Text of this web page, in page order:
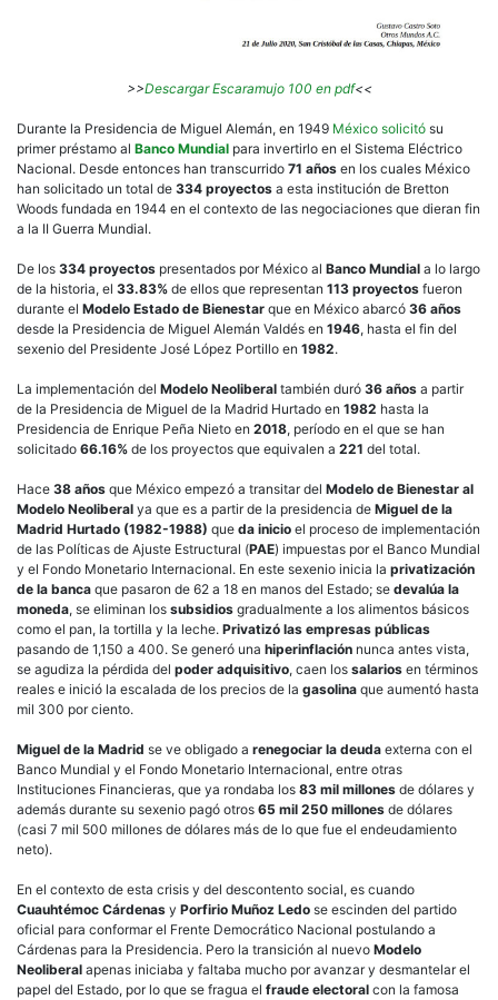
>>Descargar Escaramujo 100 en pdf<<
Durante la Presidencia de Miguel Alemán, en 1949 México solicitó su
primer préstamo al Banco Mundial para invertirlo en el Sistema Eléctrico
Nacional. Desde entonces han transcurrido 71 años en los cuales México
han solicitado un total de 334 proyectos a esta institución de Bretton
Woods fundada en 1944 en el contexto de las negociaciones que dieran fin
a la II Guerra Mundial.
De los 334 proyectos presentados por México al Banco Mundial a lo largo
de la historia, el 33.83% de ellos que representan 113 proyectos fueron
durante el Modelo Estado de Bienestar que en México abarcó 36 años
desde la Presidencia de Miguel Alemán Valdés en 1946, hasta el fin del
sexenio del Presidente José López Portillo en 1982.
La implementación del Modelo Neoliberal también duró 36 años a partir
de la Presidencia de Miguel de la Madrid Hurtado en 1982 hasta la
Presidencia de Enrique Peña Nieto en 2018, período en el que se han
solicitado 66.16% de los proyectos que equivalen a 221 del total.
Hace 38 años que México empezó a transitar del Modelo de Bienestar al
Modelo Neoliberal ya que es a partir de la presidencia de Miguel de la
Madrid Hurtado (1982-1988) que da inicio el proceso de implementación
de las Políticas de Ajuste Estructural (PAE) impuestas por el Banco Mundial
y el Fondo Monetario Internacional. En este sexenio inicia la privatización
de la banca que pasaron de 62 a 18 en manos del Estado; se devalúa la
moneda, se eliminan los subsidios gradualmente a los alimentos básicos
como el pan, la tortilla y la leche. Privatizó las empresas públicas
pasando de 1,150 a 400. Se generó una hiperinflación nunca antes vista,
se agudiza la pérdida del poder adquisitivo, caen los salarios en términos
reales e inició la escalada de los precios de la gasolina que aumentó hasta
mil 300 por ciento.
Miguel de la Madrid se ve obligado a renegociar la deuda externa con el
Banco Mundial y el Fondo Monetario Internacional, entre otras
Instituciones Financieras, que ya rondaba los 83 mil millones de dólares y
además durante su sexenio pagó otros 65 mil 250 millones de dólares
(casi 7 mil 500 millones de dólares más de lo que fue el endeudamiento
neto).
En el contexto de esta crisis y del descontento social, es cuando
Cuauhtémoc Cárdenas y Porfirio Muñoz Ledo se escinden del partido
oficial para conformar el Frente Democrático Nacional postulando a
Cárdenas para la Presidencia. Pero la transición al nuevo Modelo
Neoliberal apenas iniciaba y faltaba mucho por avanzar y desmantelar el
papel del Estado, por lo que se fragua el fraude electoral con la famosa